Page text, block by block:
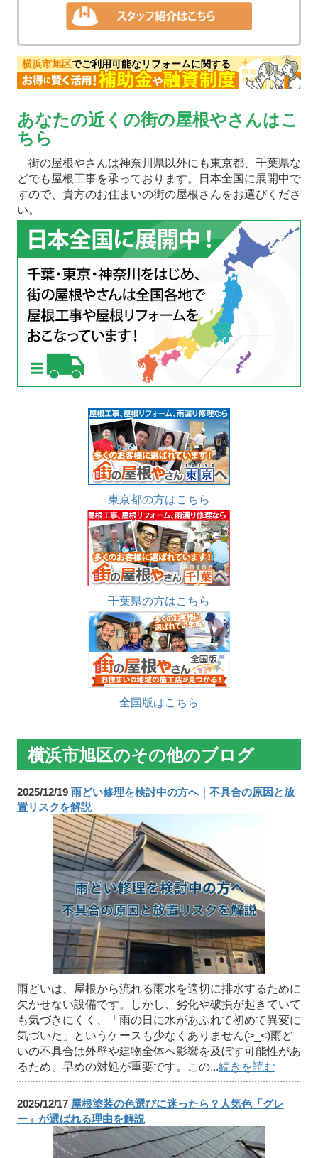
横浜市旭区でご利用可能なリフォームに関する
あなたの近くの街の屋根やさんはこ
ちら
街の屋根やさんは神奈川県以外にも東京都、千葉県な
どでも屋根工事を承っております。日本全国に展開中で
すので、貴方のお住まいの街の屋根さんをお選びくださ
い。
東京都の方はこちら
千葉県の方はこちら
全国版はこちら
横浜市旭区のその他のブログ
2025/12/19 雨どい修理を検討中の方へ｜不具合の原因と放
置リスクを解説
雨どいは、屋根から流れる雨水を適切に排水するために
欠かせない設備です。しかし、劣化や破損が起きていて
も気づきにくく、「雨の日に水があふれて初めて異変に
気づいた」というケースも少なくありません(>_<)雨ど
いの不具合は外壁や建物全体へ影響を及ぼす可能性があ
るため、早めの対処が重要です。この...続きを読む
2025/12/17 屋根塗装の色選びに迷ったら？人気色「グレ
ー」が選ばれる理由を解説